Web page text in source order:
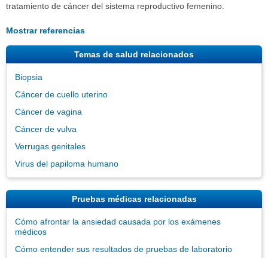
tratamiento de cáncer del sistema reproductivo femenino.
Mostrar referencias
Temas de salud relacionados
Biopsia
Cáncer de cuello uterino
Cáncer de vagina
Cáncer de vulva
Verrugas genitales
Virus del papiloma humano
Pruebas médicas relacionadas
Cómo afrontar la ansiedad causada por los exámenes
médicos
Cómo entender sus resultados de pruebas de laboratorio